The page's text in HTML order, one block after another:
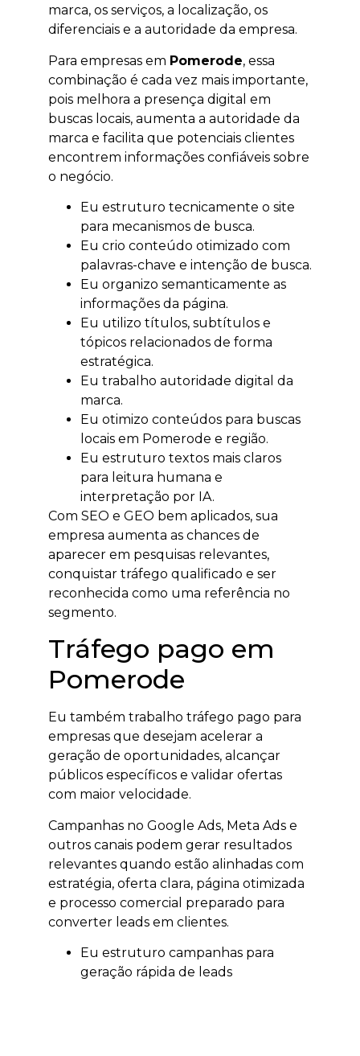
marca, os serviços, a localização, os
diferenciais e a autoridade da empresa.
Para empresas em Pomerode, essa
combinação é cada vez mais importante,
pois melhora a presença digital em
buscas locais, aumenta a autoridade da
marca e facilita que potenciais clientes
encontrem informações confiáveis sobre
o negócio.
Eu estruturo tecnicamente o site
para mecanismos de busca.
Eu crio conteúdo otimizado com
palavras-chave e intenção de busca.
Eu organizo semanticamente as
informações da página.
Eu utilizo títulos, subtítulos e
tópicos relacionados de forma
estratégica.
Eu trabalho autoridade digital da
marca.
Eu otimizo conteúdos para buscas
locais em Pomerode e região.
Eu estruturo textos mais claros
para leitura humana e
interpretação por IA.
Com SEO e GEO bem aplicados, sua
empresa aumenta as chances de
aparecer em pesquisas relevantes,
conquistar tráfego qualificado e ser
reconhecida como uma referência no
segmento.
Tráfego pago em
Pomerode
Eu também trabalho tráfego pago para
empresas que desejam acelerar a
geração de oportunidades, alcançar
públicos específicos e validar ofertas
com maior velocidade.
Campanhas no Google Ads, Meta Ads e
outros canais podem gerar resultados
relevantes quando estão alinhadas com
estratégia, oferta clara, página otimizada
e processo comercial preparado para
converter leads em clientes.
Eu estruturo campanhas para
geração rápida de leads